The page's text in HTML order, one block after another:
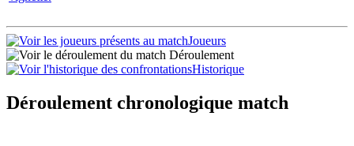
Joueurs
Déroulement
Historique
Déroulement chronologique match